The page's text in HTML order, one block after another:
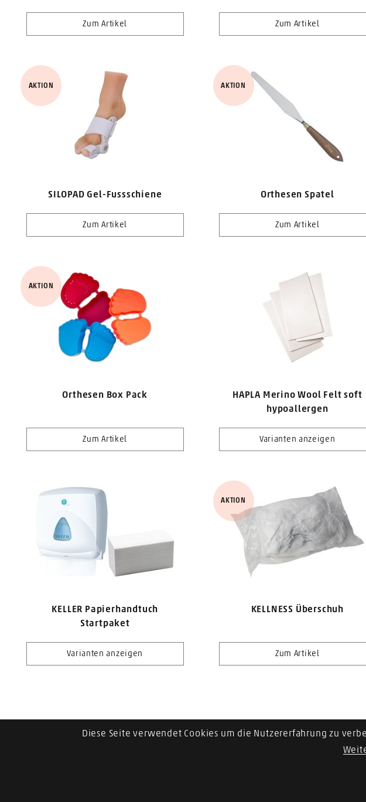
Zum Artikel Zum Artikel
SILOPAD Gel-Fussschiene
Zum Artikel
AKTION
Orthesen Spatel
Zum Artikel
AKTION
Orthesen Box Pack
Zum Artikel
AKTION
HAPLA Merino Wool Felt soft
hypoallergen
Varianten anzeigen
KELLER Papierhandtuch
Startpaket
Varianten anzeigen
KELLNESS Überschuh
Zum Artikel
AKTION
Diese Seite verwendet Cookies um die Nutzererfahrung zu